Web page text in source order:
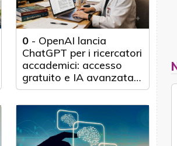
0 - OpenAI lancia
ChatGPT per i ricercatori
accademici: accesso
gratuito e IA avanzata
per 100.000 scienziati